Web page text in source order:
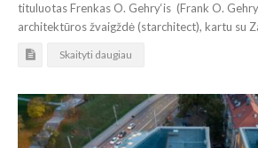
tituluotas Frenkas O. Gehry‘is (Frank O.
architektūros žvaigždė (starchitect), kartu su
Skaityti daugiau